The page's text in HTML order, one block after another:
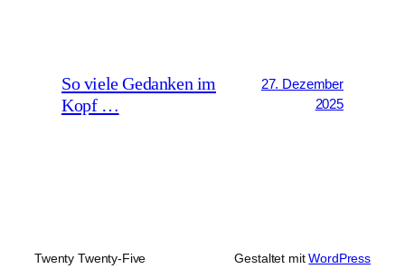
So viele Gedanken im
Kopf …
27. Dezember
2025
Twenty Twenty-Five Gestaltet mitWordPress